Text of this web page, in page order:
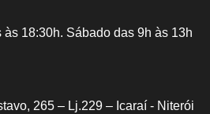
às 18:30h. Sábado das 9h às 13h
265 – Lj.229 – Icaraí - Niterói